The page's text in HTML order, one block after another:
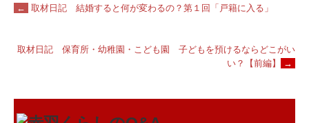
← 取材日記 結婚すると何が変わるの？第１回「戸籍に入る」
取材日記 保育所・幼稚園・こども園 子どもを預けるならどこがい
い？【前編】
→